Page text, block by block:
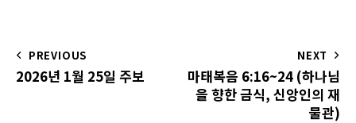
PREVIOUS
2026년 1월 25일 주보
NEXT
마태복음 6:16~24 (하나님
을 향한 금식, 신앙인의 재
물관)